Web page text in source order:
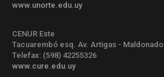
www.unorte.edu.uy
CENUR Este
Tacuarembó esq. Av. Artigas - Maldonado
Telefax: (598) 42255326
www.cure.edu.uy